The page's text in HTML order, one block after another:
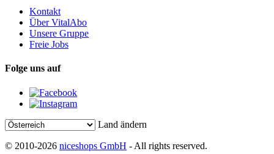
Kontakt
Über VitalAbo
Unsere Gruppe
Freie Jobs
Folge uns auf
Land ändern
© 2010-2026 niceshops GmbH - All rights reserved.